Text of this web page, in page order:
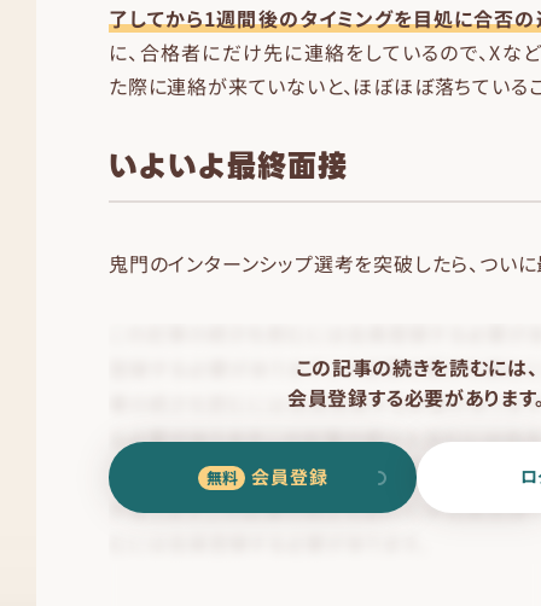
了してから1週間後のタイミングを目処に合否
に、合格者にだけ先に連絡をしているので、Xな
た際に連絡が来ていないと、ほぼほぼ落ちている
いよいよ最終面接
鬼門のインターンシップ選考を突破したら、つい
この記事の続きを読むには、
会員登録する必要があります
会員登録